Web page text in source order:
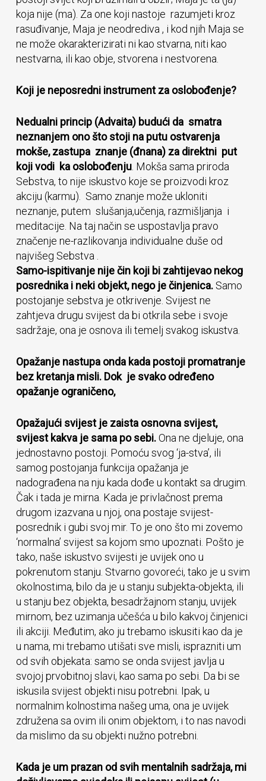
koja nije (ma). Za one koji nastoje razumjeti kroz
rasuđivanje, Maja je neodrediva , i kod njih Maja se
ne može okarakterizirati ni kao stvarna, niti kao
nestvarna, ili kao obje, stvorena i nestvorena.
Koji je neposredni instrument za oslobođenje?
Nedualni princip (Advaita) budući da smatra
neznanjem ono što stoji na putu ostvarenja
mokše, zastupa znanje (đnana) za direktni put
koji vodi ka oslobođenju. Mokša sama priroda
Sebstva, to nije iskustvo koje se proizvodi kroz
akciju (karmu). Samo znanje može ukloniti
neznanje, putem slušanja,učenja, razmišljanja i
meditacije. Na taj način se uspostavlja pravo
značenje ne-razlikovanja individualne duše od
najvišeg Sebstva .
Samo-ispitivanje nije čin koji bi zahtijevao nekog
posrednika i neki objekt, nego je činjenica.Samo
postojanje sebstva je otkrivenje. Svijest ne
zahtjeva drugu svijest da bi otkrila sebe i svoje
sadržaje, ona je osnova ili temelj svakog iskustva.
Opažanje nastupa onda kada postoji promatranje
bez kretanja misli. Dok je svako određeno
opažanje ograničeno,
Opažajući svijest je zaista osnovna svijest,
svijest kakva je sama po sebi.Ona ne djeluje, ona
jednostavno postoji. Pomoću svog ‘ja-stva’, ili
samog postojanja funkcija opažanja je
nadograđena na nju kada dođe u kontakt sa drugim.
Čak i tada je mirna. Kada je privlačnost prema
drugom izazvana u njoj, ona postaje svijest-
posrednik i gubi svoj mir. To je ono što mi zovemo
‘normalna’ svijest sa kojom smo upoznati. Pošto je
tako, naše iskustvo svijesti je uvijek ono u
pokrenutom stanju. Stvarno govoreći, tako je u svim
okolnostima, bilo da je u stanju subjekta-objekta, ili
u stanju bez objekta, besadržajnom stanju, uvijek
mirnom, bez uzimanja učešća u bilo kakvoj činjenici
ili akciji. Međutim, ako ju trebamo iskusiti kao da je
u nama, mi trebamo utišati sve misli, isprazniti um
od svih objekata: samo se onda svijest javlja u
svojoj prvobitnoj slavi, kao sama po sebi. Da bi se
iskusila svijest objekti nisu potrebni. Ipak, u
normalnim kolnostima našeg uma, ona je uvijek
združena sa ovim ili onim objektom, i to nas navodi
da mislimo da su objekti nužno potrebni.
Kada je um prazan od svih mentalnih sadržaja, mi